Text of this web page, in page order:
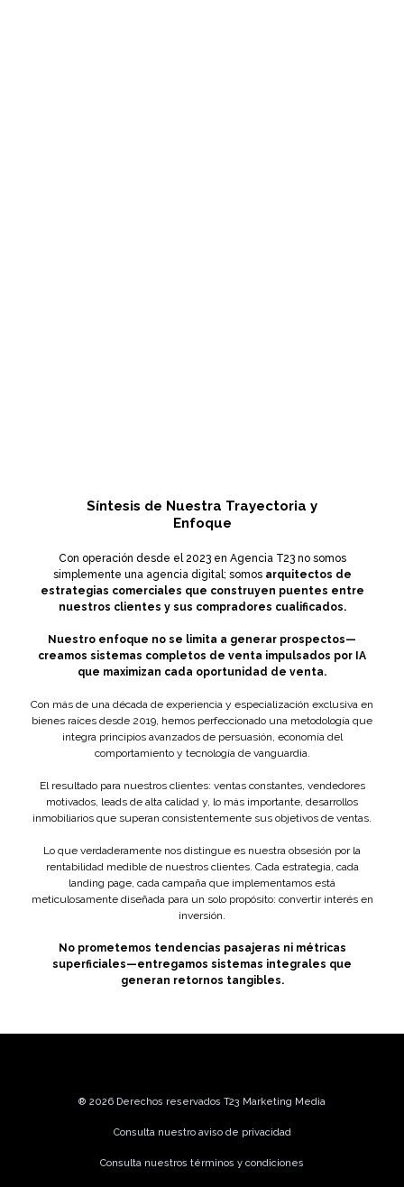
Síntesis de Nuestra Trayectoria y
Enfoque
Con operación desde el 2023 en Agencia T23 no somos
simplemente una agencia digital; somos arquitectos de
estrategias comerciales que construyen puentes entre
nuestros clientes y sus compradores cualificados.
Nuestro enfoque no se limita a generar prospectos—
creamos sistemas completos de venta impulsados por IA
que maximizan cada oportunidad de venta.
Con más de una década de experiencia y especialización exclusiva en
bienes raíces desde 2019, hemos perfeccionado una metodología que
integra principios avanzados de persuasión, economía del
comportamiento y tecnología de vanguardia.
El resultado para nuestros clientes: ventas constantes, vendedores
motivados, leads de alta calidad y, lo más importante, desarrollos
inmobiliarios que superan consistentemente sus objetivos de ventas.
Lo que verdaderamente nos distingue es nuestra obsesión por la
rentabilidad medible de nuestros clientes. Cada estrategia, cada
landing page, cada campaña que implementamos está
meticulosamente diseñada para un solo propósito: convertir interés en
inversión.
No prometemos tendencias pasajeras ni métricas
superficiales—entregamos sistemas integrales que
generan retornos tangibles.
® 2026 Derechos reservados T23 Marketing Media
Consulta nuestro aviso de privacidad
Consulta nuestros términos y condiciones